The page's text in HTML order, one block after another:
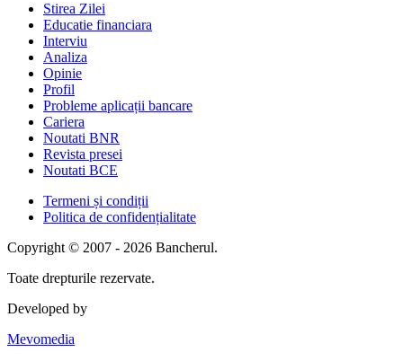
Stirea Zilei
Educatie financiara
Interviu
Analiza
Opinie
Profil
Probleme aplicații bancare
Cariera
Noutati BNR
Revista presei
Noutati BCE
Termeni și condiții
Politica de confidențialitate
Copyright © 2007 - 2026 Bancherul.
Toate drepturile rezervate.
Developed by
Mevomedia